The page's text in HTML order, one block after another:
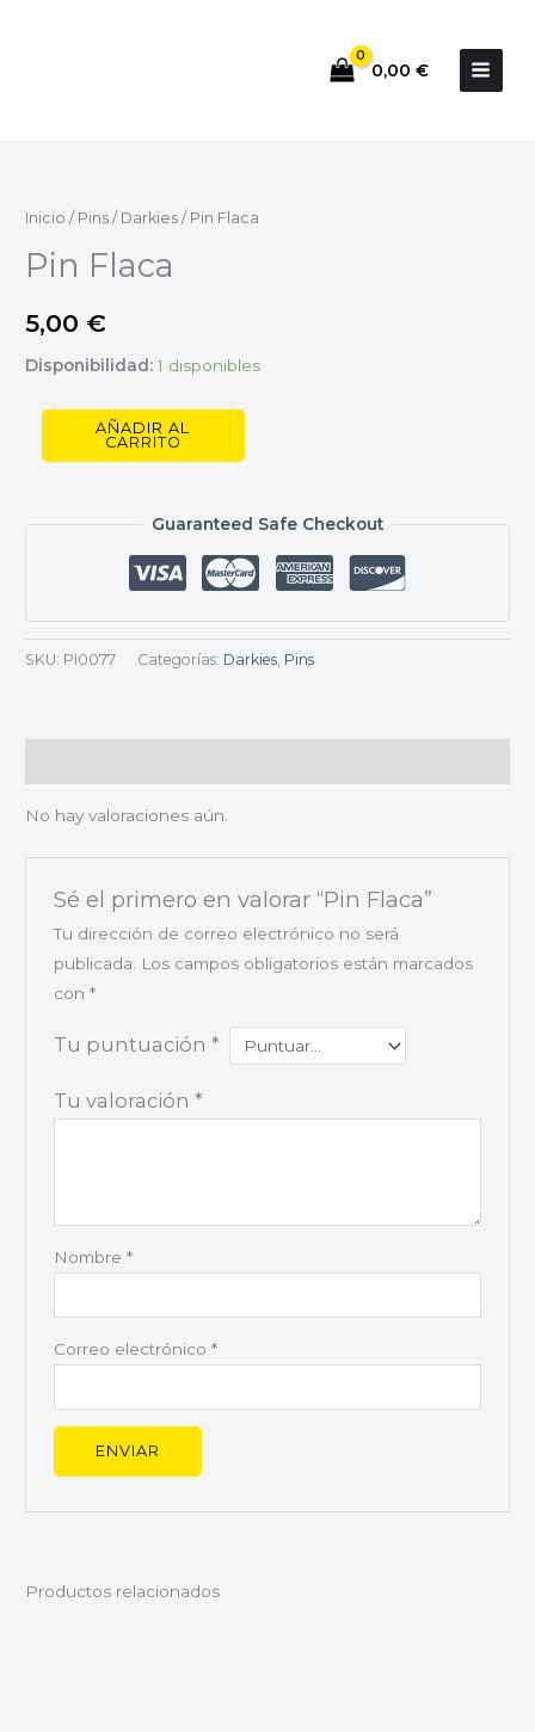
0,00 €
Inicio / Pins / Darkies / Pin Flaca
Pin Flaca
5,00 €
Disponibilidad: 1 disponibles
cantidad
AÑADIR AL
CARRITO
Guaranteed Safe Checkout
SKU: PI0077 Categorías: Darkies, Pins
No hay valoraciones aún.
Sé el primero en valorar “Pin Flaca”
Tu dirección de correo electrónico no será
publicada.
Los campos obligatorios están marcados
con *
Tu puntuación *
Tu valoración *
Nombre *
Correo electrónico *
Productos relacionados